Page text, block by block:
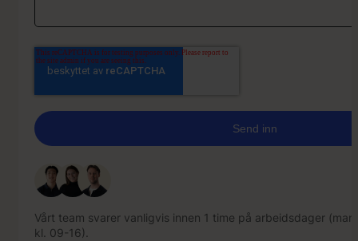
Vårt team svarer vanligvis innen 1 time på arbeidsdager
kl. 09-16).
kl. 09-16).